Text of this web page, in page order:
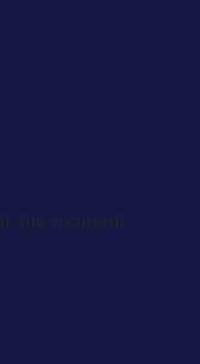
the moment.